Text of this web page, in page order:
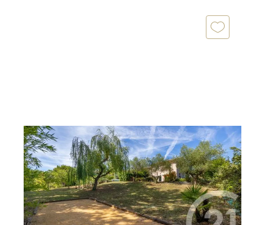
PUYGOUZON 81
176,01 m2, 5 pièces
Ref : 2283
Maison à vendre
479 000 €